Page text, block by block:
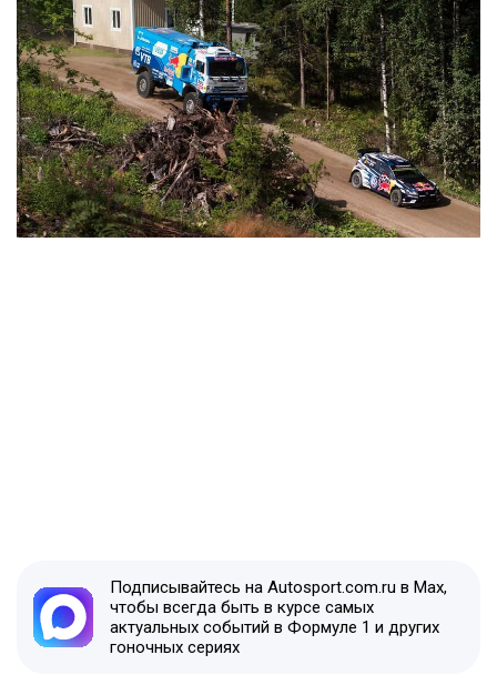
Подписывайтесь на Autosport.com.ru в Max,
чтобы всегда быть в курсе самых
актуальных событий в Формуле 1 и других
гоночных сериях